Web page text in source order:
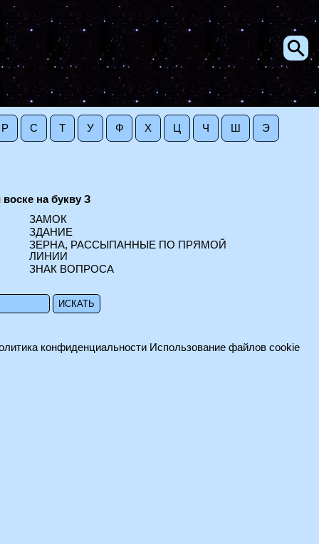
Р С Т У Ф Х Ц Ч Ш Э
на букву З
ЗАМОК
ЗДАНИЕ
ЗЕРНА, РАССЫПАННЫЕ ПО ПРЯМОЙ
ЛИНИИ
ЗНАК ВОПРОСА
конфиденциальности Использование файлов cookie